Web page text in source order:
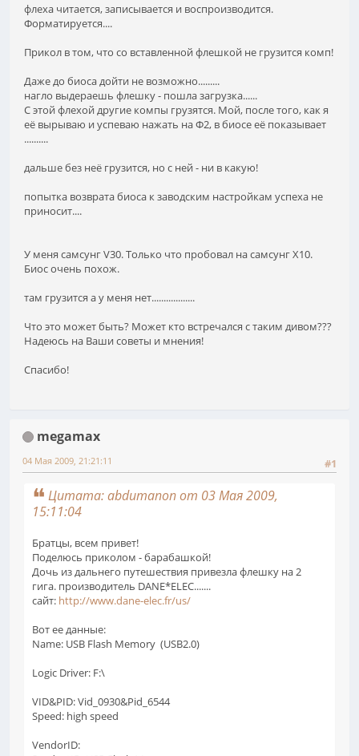
флеха читается, записывается и воспроизводится.
Форматируется....
Прикол в том, что со вставленной флешкой не грузится комп!
Даже до биоса дойти не возможно.........
нагло выдераешь флешку - пошла загрузка......
С этой флехой другие компы грузятся. Мой, после того, как я
её вырываю и успеваю нажать на Ф2, в биосе её показывает
..........
дальше без неё грузится, но с ней - ни в какую!
попытка возврата биоса к заводским настройкам успеха не
приносит....
У меня самсунг V30. Только что пробовал на самсунг X10.
Биос очень похож.
там грузится а у меня нет..................
Что это может быть? Может кто встречался с таким дивом???
Надеюсь на Ваши советы и мнения!
Спасибо!
megamax
#1
04 Мая 2009, 21:21:11
Цитата: abdumanon от 03 Мая 2009,
15:11:04
Братцы, всем привет!
Поделюсь приколом - барабашкой!
Дочь из дальнего путешествия привезла флешку на 2
гига. производитель DANE*ELEC.......
сайт: http://www.dane-elec.fr/us/
Вот ее данные:
Name: USB Flash Memory (USB2.0)
Logic Driver: F:\
VID&PID: Vid_0930&Pid_6544
Speed: high speed
VendorID: